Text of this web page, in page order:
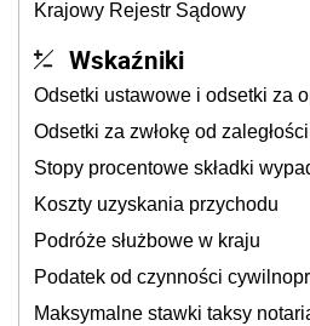
Krajowy Rejestr Sądowy
Wskaźniki
Odsetki ustawowe i odsetki za
Odsetki za zwłokę od
Stopy procentowe składki
Koszty uzyskania przychodu
Podróże służbowe w kraju
Podatek od czynności
Maksymalne stawki taksy